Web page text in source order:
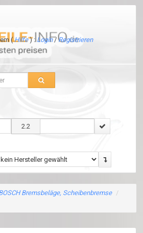
(Hilfe) : Login/Registrieren
2.2
Bremsbeläge, Scheibenbremse /